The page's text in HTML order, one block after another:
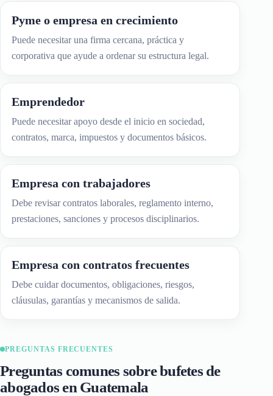
Pyme o empresa en crecimiento
Puede necesitar una firma cercana, práctica y
corporativa que ayude a ordenar su estructura legal.
Emprendedor
Puede necesitar apoyo desde el inicio en sociedad,
contratos, marca, impuestos y documentos básicos.
Empresa con trabajadores
Debe revisar contratos laborales, reglamento interno,
prestaciones, sanciones y procesos disciplinarios.
Empresa con contratos frecuentes
Debe cuidar documentos, obligaciones, riesgos,
cláusulas, garantías y mecanismos de salida.
PREGUNTAS FRECUENTES
Preguntas comunes sobre bufetes de
abogados en Guatemala